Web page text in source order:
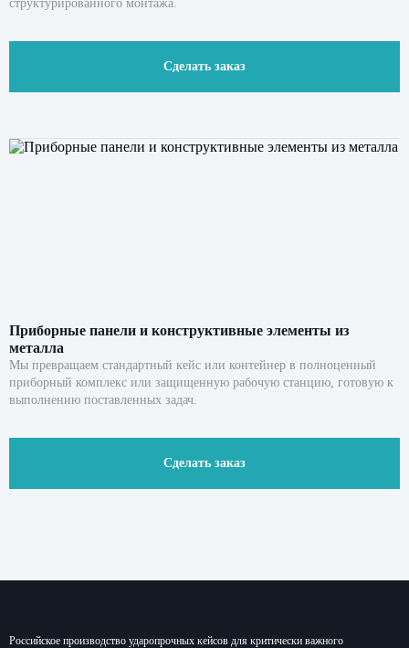
структурированного монтажа.
Сделать заказ
Приборные панели и конструктивные элементы из
металла
Мы превращаем стандартный кейс или контейнер в полноценный
приборный комплекс или защищенную рабочую станцию, готовую к
выполнению поставленных задач.
Сделать заказ
Российское производство ударопрочных кейсов для критически важного